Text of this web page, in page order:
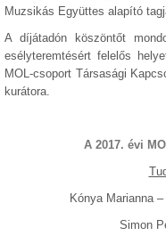
Muzsikás Együttes alapító
A díjátadón köszöntőt
esélyteremtésért felelős
MOL-csoport Társasági
kurátora.
A 2017. évi
Kónya Marianna
Simon